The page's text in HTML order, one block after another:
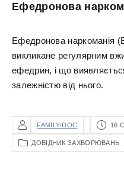
Ефедронова
Ефедронова наркоманія
викликане регулярним
ефедрин, і що
залежністю від нього.
FAMILY-DOC 16
ДОВІДНИК ЗАХВОРЮВАНЬ